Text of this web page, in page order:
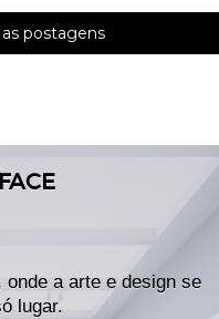
postagens
a arte e design se
lugar.